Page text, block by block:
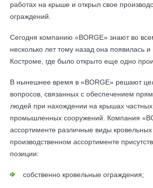
работах на крыше и открыл свое
ограждений.
Сегодня компанию «BORGE» знают во
несколько лет тому назад она появилась и
Костроме, где было открыто еще одно
В нынешнее время в «BORGE» решают
вопросов, связанных с обеспечением
людей при нахождении на крышах
промышленных сооружений. Компания
ассортименте различные виды
производственном ассортименте
позиции:
собственно кровельные ограждения;